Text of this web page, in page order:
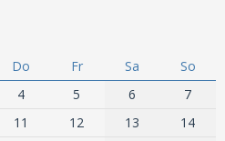
Do Fr Sa
So
4 5 6
7
11 12 13
14